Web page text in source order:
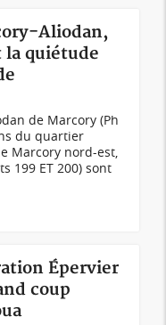
Aliodan,
quiétude
de Marcory (Ph
du quartier
Marcory nord-est,
199 ET 200) sont
Épervier
coup